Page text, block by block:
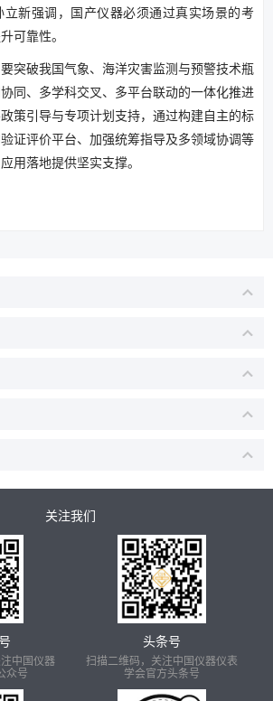
立新强调，国产仪器必须通过真实场景的考
可靠性。
突破我国气象、海洋灾害监测与预警技术瓶
同、多学科交叉、多平台联动的一体化推进
策引导与专项计划支持，通过构建自主的标
证评价平台、加强统筹指导及多领域协调等
用落地提供坚实支撑。
关注我们
中国仪器
众号
头条号
扫描二维码，关注中国仪器仪表
学会官方头条号